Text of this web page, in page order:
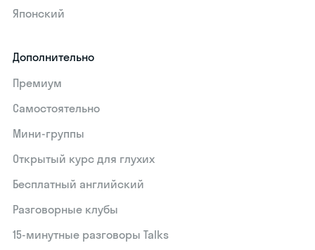
Японский
Дополнительно
Премиум
Самостоятельно
Мини-группы
Открытый курс для глухих
Бесплатный английский
Разговорные клубы
15‑минутные разговоры Talks